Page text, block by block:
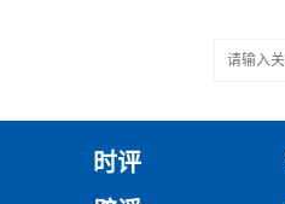
时评